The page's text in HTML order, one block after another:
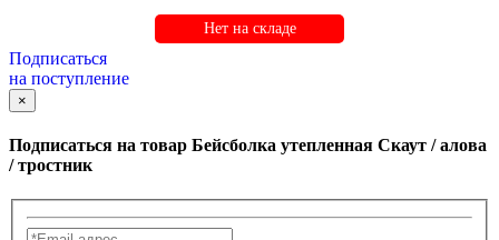
Нет на складе
Подписаться
на поступление
×
Подписаться на товар Бейсболка утепленная Скаут / алова
/ тростник